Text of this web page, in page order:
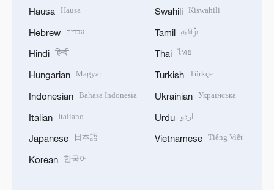
Hausa Hausa
Hebrew עברית
Hindi हिन्दी
Hungarian Magyar
Indonesian Bahasa Indonesia
Italian Italiano
Japanese 日本語
Korean 한국어
Swahili Kiswahili
Tamil தமிழ்
Thai ไทย
Turkish Türkçe
Ukrainian Українська
Urdu اردو
Vietnamese Tiếng Việt